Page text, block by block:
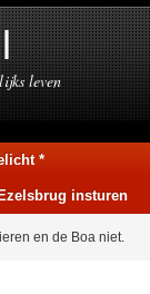
leven
*
insturen
en de Boa niet.